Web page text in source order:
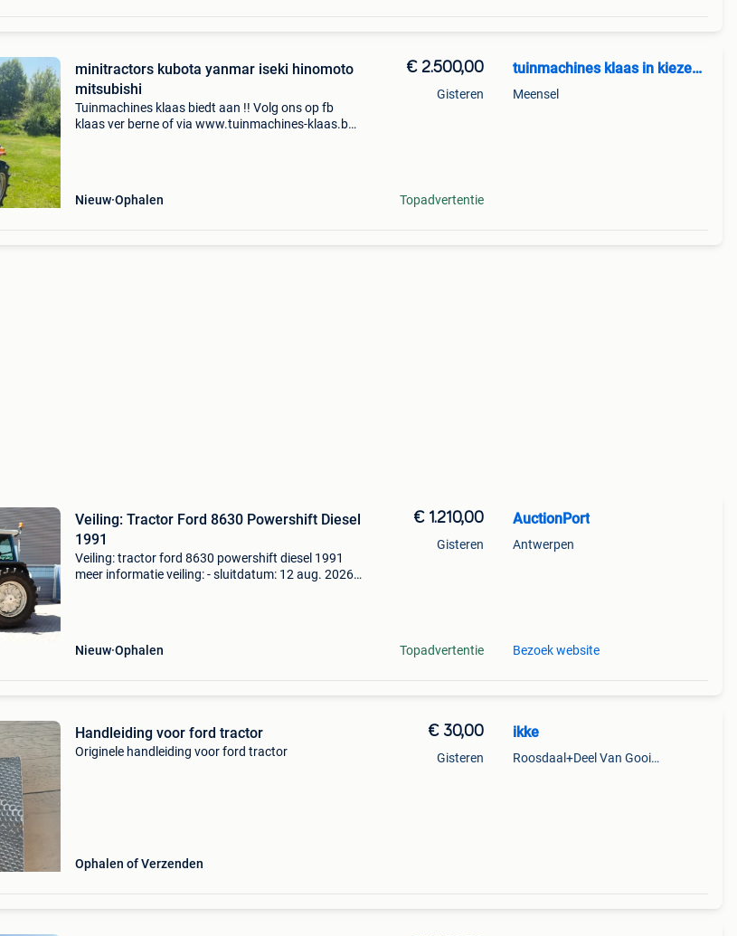
minitractors kubota yanmar iseki hinomoto
mitsubishi
Tuinmachines klaas biedt aan !! Volg ons op fb
klaas ver berne of via www.tuinmachines-klaas.be
Nieuw Ophalen
€ 2.500,00
Gisteren
Topadvertentie
tuinmachines klaas in kiezegem
Meensel
Veiling: Tractor Ford 8630 Powershift Diesel
1991
Veiling: tractor ford 8630 powershift diesel 1991
meer informatie veiling: - sluitdatum: 12 aug. 2026 -
Nieuw Ophalen
€ 1.210,00
Gisteren
Topadvertentie
AuctionPort
Antwerpen
Bezoek website
Handleiding voor ford tractor
Originele handleiding voor ford tractor
Ophalen of Verzenden
€ 30,00
Gisteren
ikke
Roosdaal+Deel Van Gooik En Sint-Kwintens-Lennik